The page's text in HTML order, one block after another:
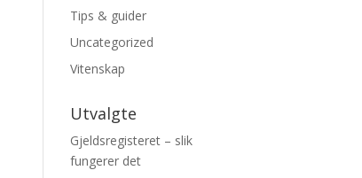
Tips & guider
Uncategorized
Vitenskap
Utvalgte
Gjeldsregisteret – slik
fungerer det